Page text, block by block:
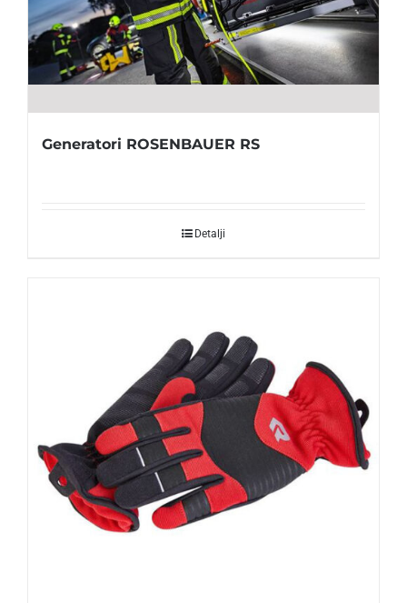
Generatori ROSENBAUER RS
Detalji